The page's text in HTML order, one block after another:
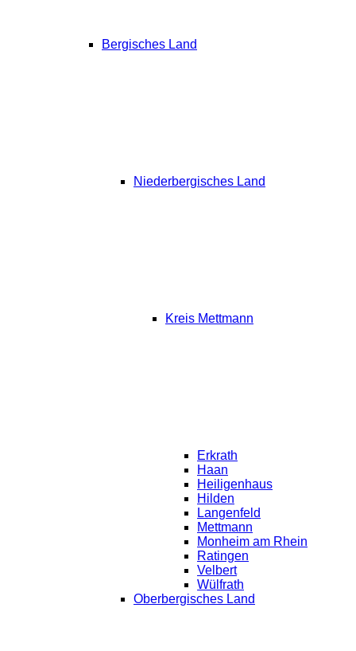
Bergisches Land
Niederbergisches Land
Kreis Mettmann
Erkrath
Haan
Heiligenhaus
Hilden
Langenfeld
Mettmann
Monheim am Rhein
Ratingen
Velbert
Wülfrath
Oberbergisches Land